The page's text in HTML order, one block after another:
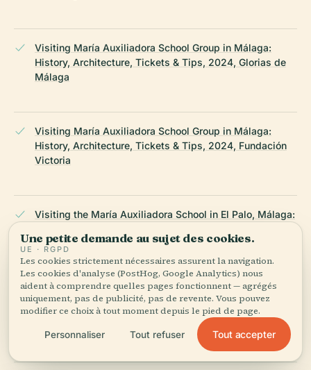
Visiting María Auxiliadora School Group in Málaga:
History, Architecture, Tickets & Tips, 2024, Glorias de
Málaga
Visiting María Auxiliadora School Group in Málaga:
History, Architecture, Tickets & Tips, 2024, Fundación
Victoria
Visiting the María Auxiliadora School in El Palo, Málaga:
City Council
Visiting the María Auxiliadora School in El Palo, Málaga:
Hours, Tickets, and Cultural Highlights, 2023,
Une petite demande au sujet des cookies.
UE · RGPD
Les cookies strictement nécessaires assurent la navigation.
Les cookies d'analyse (PostHog, Google Analytics) nous
aident à comprendre quelles pages fonctionnent — agrégés
uniquement, pas de publicité, pas de revente. Vous pouvez
modifier ce choix à tout moment depuis le pied de page.
Personnaliser Tout refuser Tout accepter